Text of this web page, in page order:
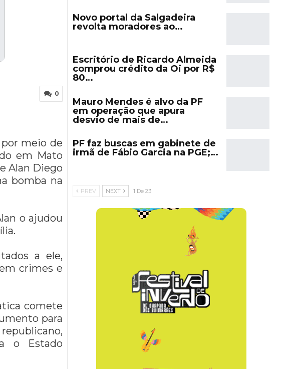
0
meio de
em Mato
Alan Diego
bomba na
o ajudou
a ele,
crimes e
comete
para
o Estado
Novo portal da Salgadeira
revolta moradores ao…
Escritório de Ricardo Almeida
comprou crédito da Oi por R$
80…
Mauro Mendes é alvo da PF
em operação que apura
desvio de mais de…
PF faz buscas em gabinete de
irmã de Fábio Garcia na PGE;…
PREV NEXT 1 De 23